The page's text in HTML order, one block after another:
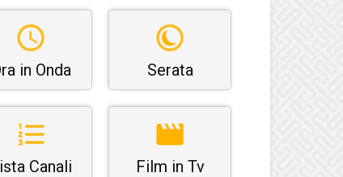
in Onda Serata
Canali Film in Tv